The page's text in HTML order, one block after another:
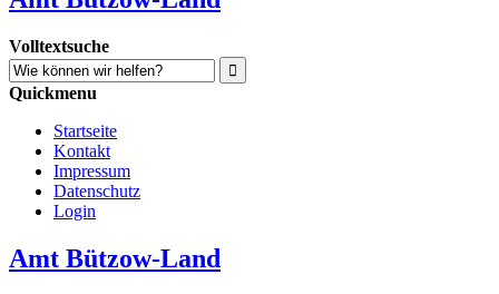
Volltextsuche
Quickmenu
Startseite
Kontakt
Impressum
Datenschutz
Login
Amt Bützow-Land